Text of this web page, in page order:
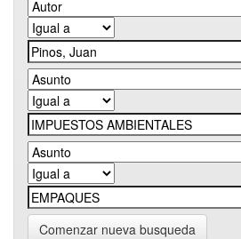
Comenzar nueva busqueda